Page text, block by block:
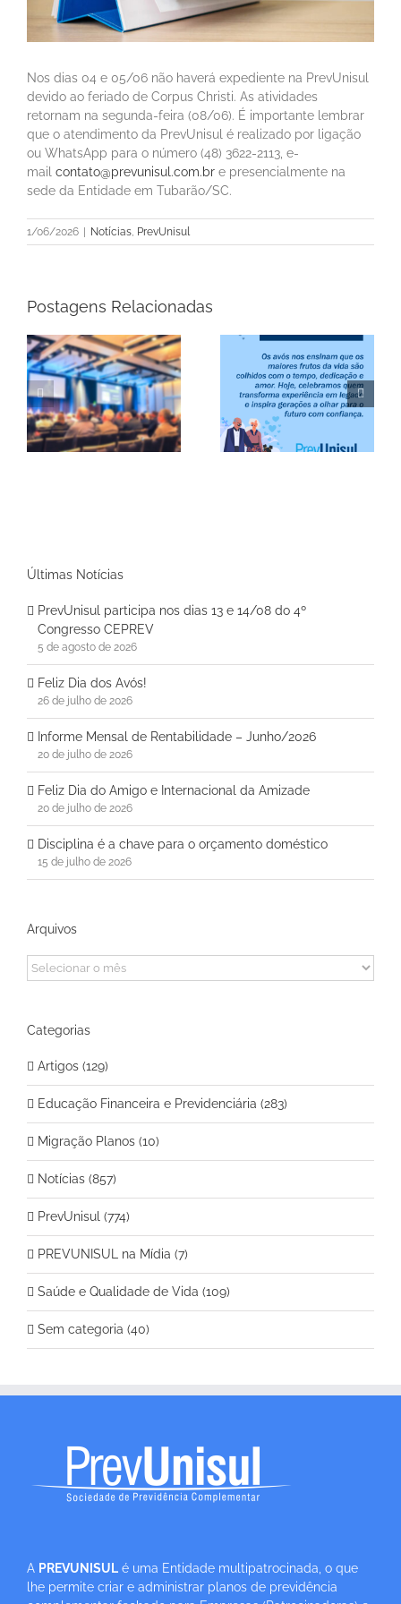
Nos dias 04 e 05/06 não haverá expediente na PrevUnisul
devido ao feriado de Corpus Christi. As atividades
retornam na segunda-feira (08/06). É importante lembrar
que o atendimento da PrevUnisul é realizado por ligação
ou WhatsApp para o número (48) 3622-2113, e-
mail contato@prevunisul.com.br e presencialmente na
sede da Entidade em Tubarão/SC.
1/06/2026 | Notícias PrevUnisul
Postagens Relacionadas
Feliz Dia dos Avós!
Informe Mensal de
Rentabilidade –
Últimas Notícias
PrevUnisul participa nos dias 13 e 14/08 do 4º
Congresso CEPREV
5 de agosto de 2026
Feliz Dia dos Avós!
26 de julho de 2026
Informe Mensal de Rentabilidade – Junho/2026
20 de julho de 2026
Feliz Dia do Amigo e Internacional da Amizade
20 de julho de 2026
Disciplina é a chave para o orçamento doméstico
15 de julho de 2026
Arquivos
Arquivos
Categorias
Artigos (129)
Educação Financeira e Previdenciária (283)
Migração Planos (10)
Notícias (857)
PrevUnisul (774)
PREVUNISUL na Mídia (7)
Saúde e Qualidade de Vida (109)
Sem categoria (40)
A PREVUNISUL é uma Entidade multipatrocinada, o que
lhe permite criar e administrar planos de previdência